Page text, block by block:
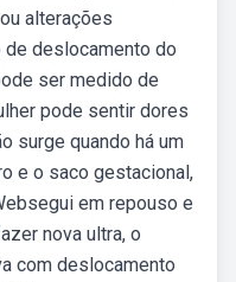
alterações
de deslocamento do
ser medido de
pode sentir dores
surge quando há um
e o saco gestacional,
em repouso e
nova ultra, o
com deslocamento